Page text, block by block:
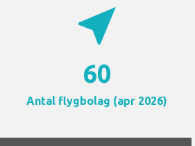
near_me
60
Antal flygbolag (apr 2026)